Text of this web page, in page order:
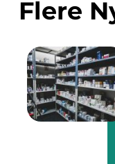
Flere